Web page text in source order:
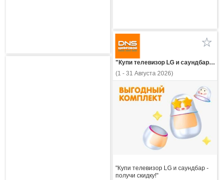
"Купи телевизор LG и саундбар - получи скидку!"
(1 - 31 Августа 2026)
"Купи телевизор LG и саундбар -
получи скидку!"